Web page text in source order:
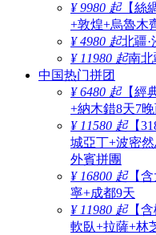
¥ 9980 起【絲
+敦煌+烏魯木
¥ 4980 起北疆
¥ 11980 起南北
中国热门拼团
¥ 6480 起【經
+納木錯8天7
¥ 11580 起【
城亞丁+波密
外賓拼團
¥ 16800 起【
寧+成都9天
¥ 11980 起【
軟臥+拉薩+林